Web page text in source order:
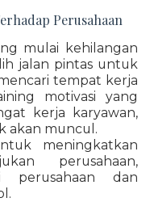
Perusahaan
mulai kehilangan
jalan pintas untuk
tempat kerja
motivasi yang
kerja karyawan,
akan muncul.
meningkatkan
perusahaan,
perusahaan dan